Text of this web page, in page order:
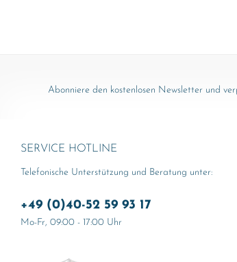
Abonniere den kostenlosen Newsletter und
SERVICE HOTLINE
Telefonische Unterstützung und Beratung unter:
+49 (0)40-52 59 93 17
Mo-Fr, 09:00 - 17:00 Uhr